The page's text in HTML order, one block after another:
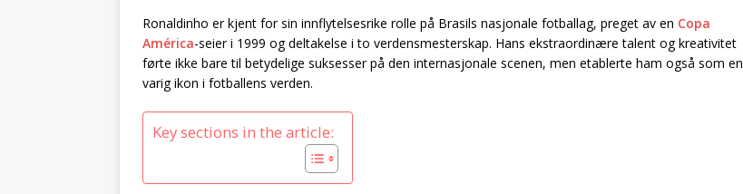
Ronaldinho er kjent for sin innflytelsesrike rolle på Brasils nasjonale fotballag, preget av en Copa
América-seier i 1999 og deltakelse i to verdensmesterskap. Hans ekstraordinære talent og kreativitet
førte ikke bare til betydelige suksesser på den internasjonale scenen, men etablerte ham også som en
varig ikon i fotballens verden.
Key sections in the article: